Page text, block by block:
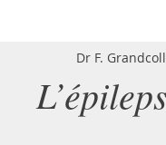
Dr F.